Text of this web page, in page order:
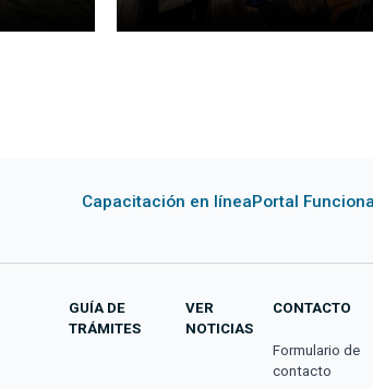
Capacitación en líneaPortal
GUÍA DE
TRÁMITES
VER
NOTICIAS
CONTACTO
Formulario de
contacto